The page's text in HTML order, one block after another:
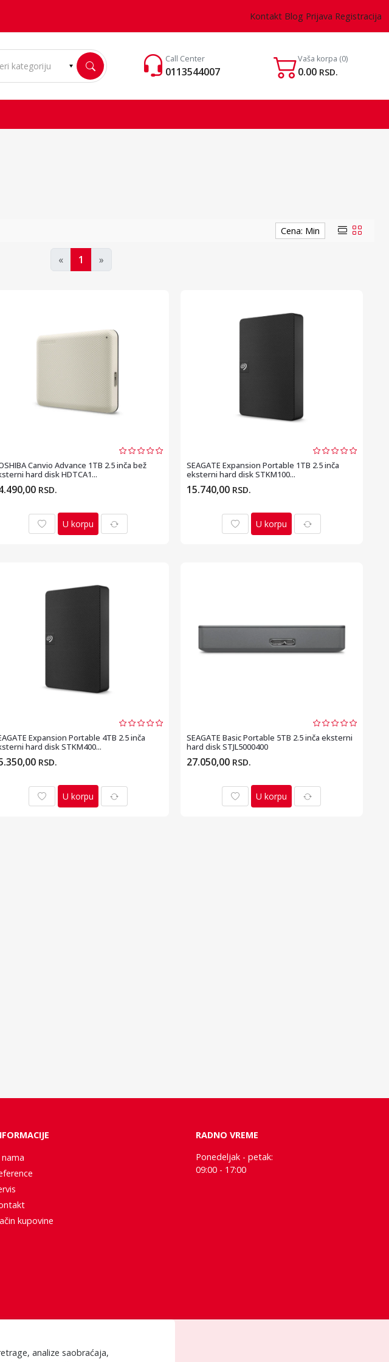
Kontakt Blog Prijava Registracija
Call Center
0113544007
Vaša korpa (0)
0.00 RSD.
Cena: Min
« 1 »
Canvio Advance 1TB 2.5 inča bež
hard disk HDTCA1...
RSD.
U korpu
SEAGATE Expansion Portable 1TB 2.5 inča
eksterni hard disk STKM100...
15.740,00 RSD.
U korpu
Expansion Portable 4TB 2.5 inča
hard disk STKM400...
RSD.
U korpu
SEAGATE Basic Portable 5TB 2.5 inča eksterni
hard disk STJL5000400
27.050,00 RSD.
U korpu
kupovine
RADNO VREME
Ponedeljak - petak:
09:00 - 17:00
analize saobraćaja,